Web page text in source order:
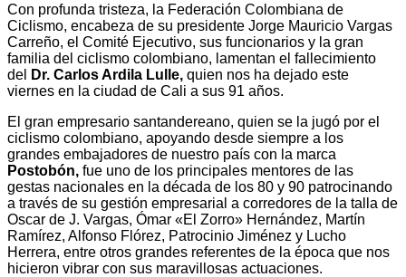
Con profunda tristeza, la Federación Colombiana de
Ciclismo, encabeza de su presidente Jorge Mauricio Vargas
Carreño, el Comité Ejecutivo, sus funcionarios y la gran
familia del ciclismo colombiano, lamentan el fallecimiento
del
Dr. Carlos Ardila Lulle, quien nos ha dejado este
viernes en la ciudad de Cali a sus 91 años.
El gran empresario santandereano, quien se la jugó por el
ciclismo colombiano, apoyando desde siempre a los
grandes embajadores de nuestro país con la marca
Postobón, fue uno de los principales mentores de las
gestas nacionales en la década de los 80 y 90 patrocinando
a través de su gestión empresarial a corredores de la talla de
Oscar de J. Vargas, Ómar «El Zorro» Hernández, Martín
Ramírez, Alfonso Flórez, Patrocinio Jiménez y Lucho
Herrera, entre otros grandes referentes de la época que nos
hicieron vibrar con sus maravillosas actuaciones.